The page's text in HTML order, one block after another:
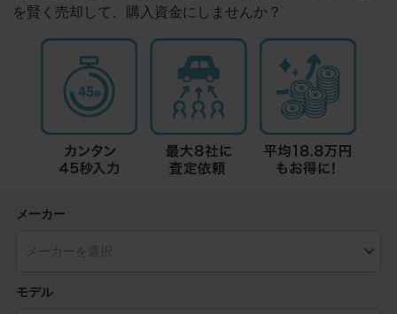
を賢く売却して、購入資金にしませんか？
メーカー
モデル